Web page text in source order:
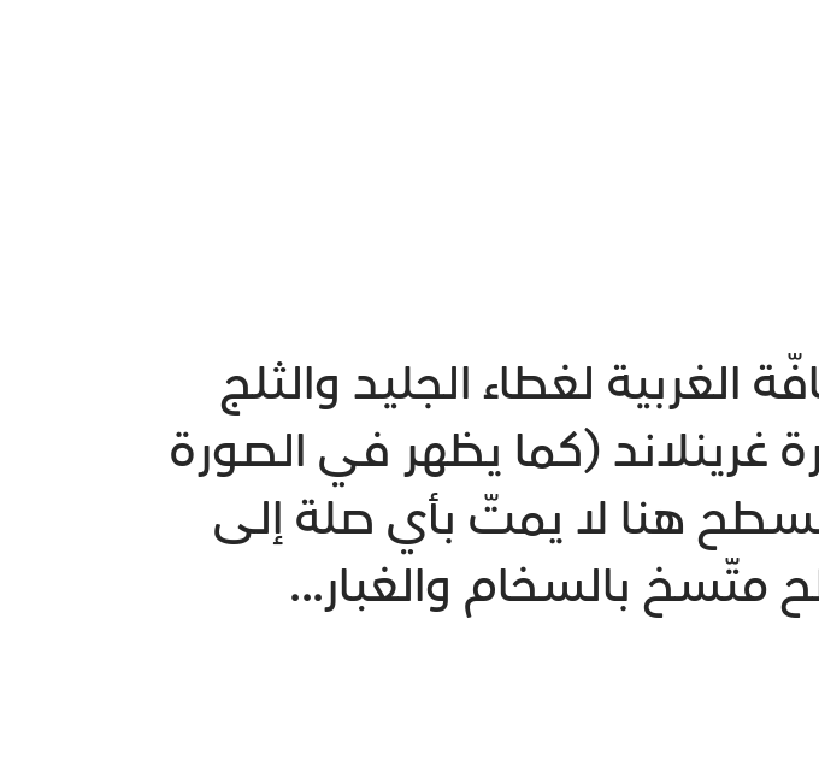
الغربية لغطاء الجليد والثلج
من جزيرة غرينلاند (كما يظهر في الصورة
هنا لا يمتّ بأي صلة إلى
متّسخ بالسخام والغبار...